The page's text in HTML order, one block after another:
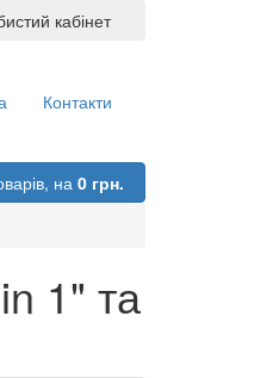
кабінет
Контакти
на0 грн.
1" та